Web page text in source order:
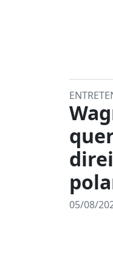
05/08/